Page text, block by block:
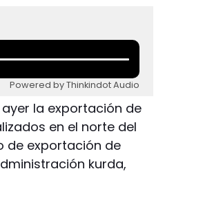
Powered by Thinkindot Audio
la exportación de
en el norte del
de exportación de
kurda,